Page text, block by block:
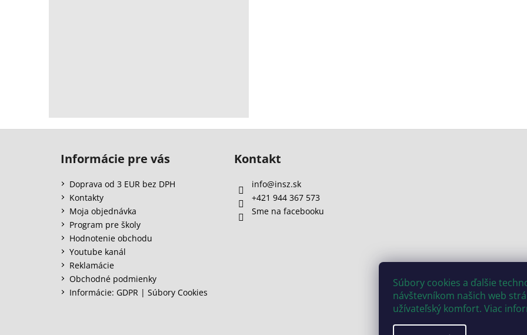
Súbory cookies a ďalšie
návštevníkom našich web
užívateľský komfort. Viac
Informácie pre vás
Doprava od 3 EUR bez DPH
Kontakty
Moja objednávka
Program pre školy
Hodnotenie obchodu
Youtube kanál
Reklamácie
Obchodné podmienky
Informácie: GDPR | Súbory Cookies
Kontakt
info@insz.sk
+421 944 367 573
Sme na facebooku